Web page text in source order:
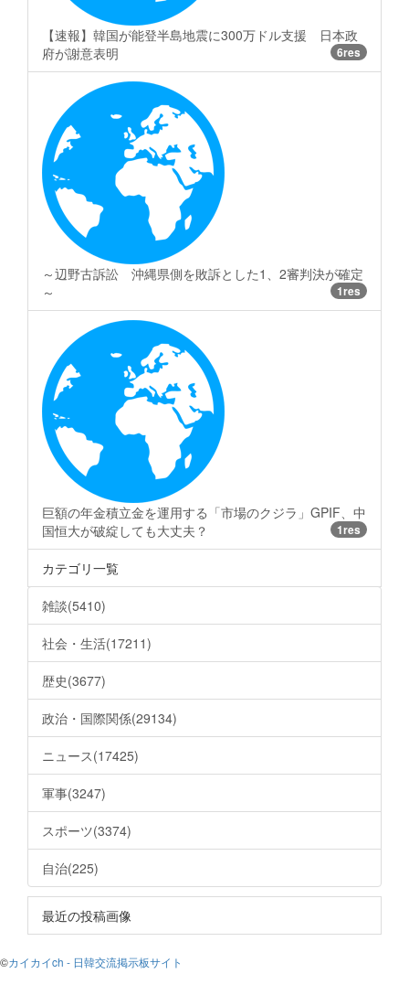
【速報】韓国が能登半島地震に300万ドル支援 日本政
府が謝意表明
6res
～辺野古訴訟 沖縄県側を敗訴とした1、2審判決が確定
～
1res
巨額の年金積立金を運用する「市場のクジラ」GPIF、中
国恒大が破綻しても大丈夫？
1res
カテゴリ一覧
雑談(5410)
社会・生活(17211)
歴史(3677)
政治・国際関係(29134)
ニュース(17425)
軍事(3247)
スポーツ(3374)
自治(225)
最近の投稿画像
©カイカイch - 日韓交流掲示板サイト